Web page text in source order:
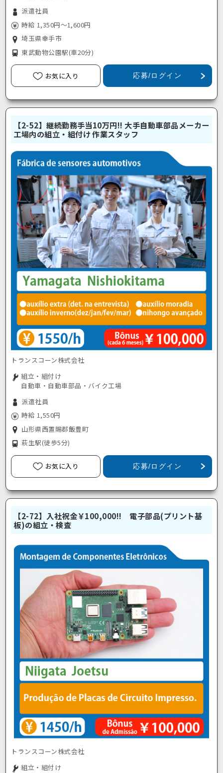
派遣社員
時給 1,350円～1,600円
埼玉県幸手市
東武動物公園駅(車20分)
お気に入り 応募/ログイン
【2-52】継続勤務手当10万円!! 大手自動車部品メーカー
工場内の組立・組付け 作業スタッフ
トランスコーン株式会社
組立・組付け
自動車・自動車部品・バイク工場
派遣社員
時給 1,550円
山形県西置賜郡飯豊町
萩生駅(徒歩5分)
お気に入り 応募/ログイン
【2-72】入社祝金￥100,000!! 電子部品(プリント基
板)の組立・検査
トランスコーン株式会社
組立・組付け